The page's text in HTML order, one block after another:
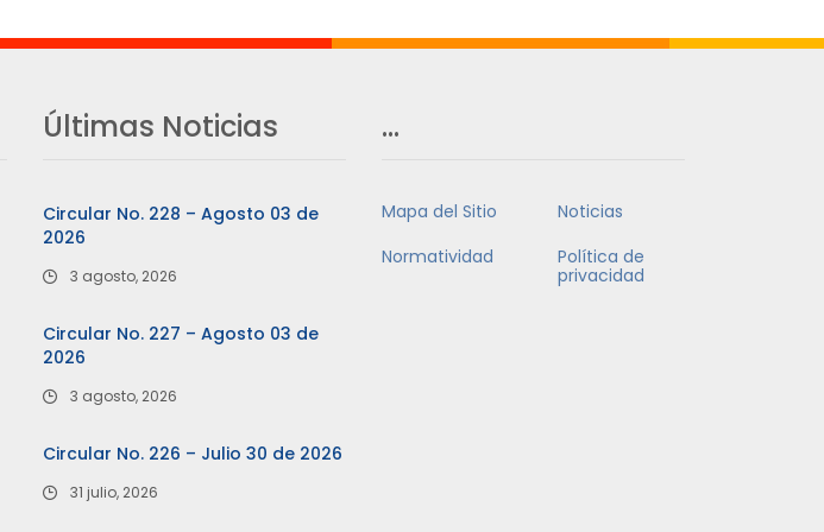
Últimas Noticias
Circular No. 228 – Agosto 03 de
2026
3 agosto, 2026
Circular No. 227 – Agosto 03 de
2026
3 agosto, 2026
Circular No. 226 – Julio 30 de 2026
31 julio, 2026
…
Mapa del Sitio
Noticias
Normatividad
Política de
privacidad